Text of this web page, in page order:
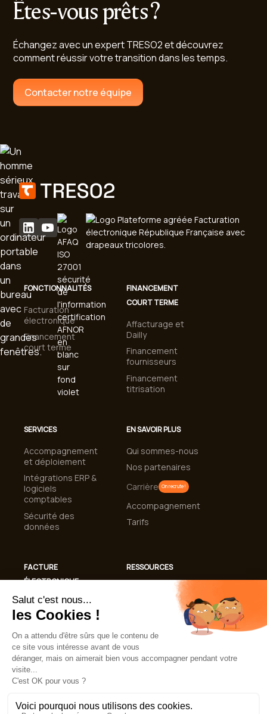
Êtes-vous prêts ?
Échangez avec un expert TRESO2 et découvrez
comment réussir votre transition dans les temps.
Contacter notre équipe
FONCTIONNALITÉS
Facturation
électronique
Financement
court terme
SERVICES
Accompagnement
et déploiement
Intégrations ERP &
logiciels
comptables
Sécurité des
données
FACTURE
ÉLECTRONIQUE
Conformité
Facturation
Automatisation de
la gestion des
factures
FINANCEMENT
COURT TERME
Affacturage et
Dailly
Financement
fournisseurs
Financement
titrisation
EN SAVOIR PLUS
Qui sommes-nous
Nos partenaires
Carrière On recrute !
Accompagnement
Tarifs
RESSOURCES
Guides et livres
blancs
Lexique
FAQ